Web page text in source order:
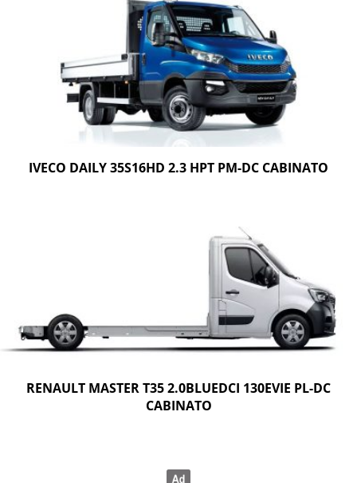
IVECO DAILY 35S16HD 2.3 HPT PM-DC CABINATO
RENAULT MASTER T35 2.0BLUEDCI 130EVIE PL-DC
CABINATO